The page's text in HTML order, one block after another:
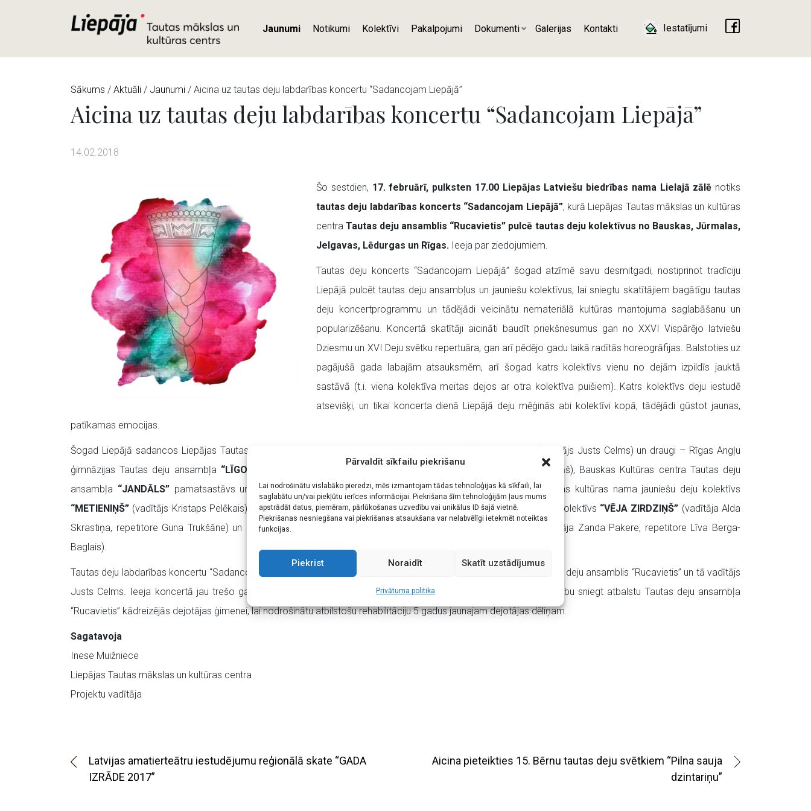
Pārvaldīt sīkfailu piekrišanu
Lai nodrošinātu vislabāko pieredzi, mēs izmantojam tādas tehnoloģijas kā sīkfaili, lai
saglabātu un/vai piekļūtu ierīces informācijai. Piekrišana šīm tehnoloģijām ļaus mums
apstrādāt datus, piemēram, pārlūkošanas uzvedību vai unikālus ID šajā vietnē.
Piekrišanas nesniegšana vai piekrišanas atsaukšana var nelabvēlīgi ietekmēt noteiktas
funkcijas.
Piekrist Noraidīt Skatīt uzstādījumus
Privātuma politika
Jaunumi Notikumi Kolektīvi Pakalpojumi Dokumenti Galerijas Kontakti Iestatījumi
Sākums / Aktuāli / Jaunumi / Aicina uz tautas deju labdarības koncertu “Sadancojam Liepājā”
Aicina uz tautas deju labdarības koncertu “Sadancojam Liepājā”
14.02.2018
Šo sestdien, 17. februārī, pulksten 17.00 Liepājas Latviešu biedrības nama Lielajā zālē notiks
tautas deju labdarības koncerts “Sadancojam Liepājā”, kurā Liepājas Tautas mākslas un kultūras
centraTautas deju ansamblis “Rucavietis” pulcē tautas deju kolektīvus no Bauskas, Jūrmalas,
Jelgavas, Lēdurgas un Rīgas. Ieeja par ziedojumiem.
Tautas deju koncerts “Sadancojam Liepājā” šogad atzīmē savu desmitgadi, nostiprinot tradīciju
Liepājā pulcēt tautas deju ansambļus un jauniešu kolektīvus, lai sniegtu skatītājiem bagātīgu tautas
deju koncertprogrammu un tādējādi veicinātu nemateriālā kultūras mantojuma saglabāšanu un
popularizēšanu. Koncertā skatītāji aicināti baudīt priekšnesumus gan no XXVI Vispārējo latviešu
Dziesmu un XVI Deju svētku repertuāra, gan arī pēdējo gadu laikā radītās horeogrāfijas. Balstoties uz
pagājušā gada labajām atsauksmēm, arī šogad katrs kolektīvs vienu no dejām izpildīs jauktā
sastāvā (t.i. viena kolektīva meitas dejos ar otra kolektīva puišiem). Katrs kolektīvs deju iestudē
atsevišķi, un tikai koncerta dienā Liepājā deju mēģinās abi kolektīvi kopā, tādējādi gūstot jaunas,
patīkamas emocijas.
Šogad Liepājā sadancos Liepājas Tautas mākslas un kultūras centra Tautas deju ansamblis
(vadītājs Justs Celms) un draugi – Rīgas Angļu
ģimnāzijas Tautas deju ansambļa “LĪGO”
jauniešu studija (vadītāja Anita Pielēna-Pelēna, repetitors Andis Lagzdiņš), Bauskas Kultūras centra Tautas deju
ansambļa “JANDĀLS”pamatsastāvs un studija (vadītāja Tamāra Ļisovcova, repetitore Santa Zemīte), Lēdurgas kultūras nama jauniešu deju kolektīvs
“METIENIŅŠ” (vadītājs Kristaps Pelēkais), Jelgavas pilsētas pašvaldības iestādes “Kultūra” bērnu un jauniešu deju kolektīvs “VĒJA ZIRDZIŅŠ” (vadītāja Alda
Skrastiņa, repetitore Guna Trukšāne) un Jūrmalas Kultūras centra jauniešu tautas deju kolektīvs
(vadītāja Zanda Pakere, repetitore Līva Berga-
Baglais).
Tautas deju labdarības koncertu “Sadancojam Liepājā 2017” rīko Liepājas Tautas mākslas un kultūras centrs, Tautas deju ansamblis “Rucavietis” un tā vadītājs
Justs Celms. Ieeja koncertā jau trešo gadu ir par ziedojumiem. Šoreiz labdarības mērķis ir ar sabiedrības līdzdalību sniegt atbalstu Tautas deju ansambļa
“Rucavietis” kādreizējās dejotājas ģimenei, lai nodrošinātu atbilstošu rehabilitāciju 5 gadus jaunajam dejotājas dēliņam.
Sagatavoja
Inese Muižniece
Liepājas Tautas mākslas un kultūras centra
Projektu vadītāja
Latvijas amatierteātru iestudējumu reģionālā skate “GADA
IZRĀDE 2017”
Aicina pieteikties 15. Bērnu tautas deju svētkiem “Pilna sauja
dzintariņu”